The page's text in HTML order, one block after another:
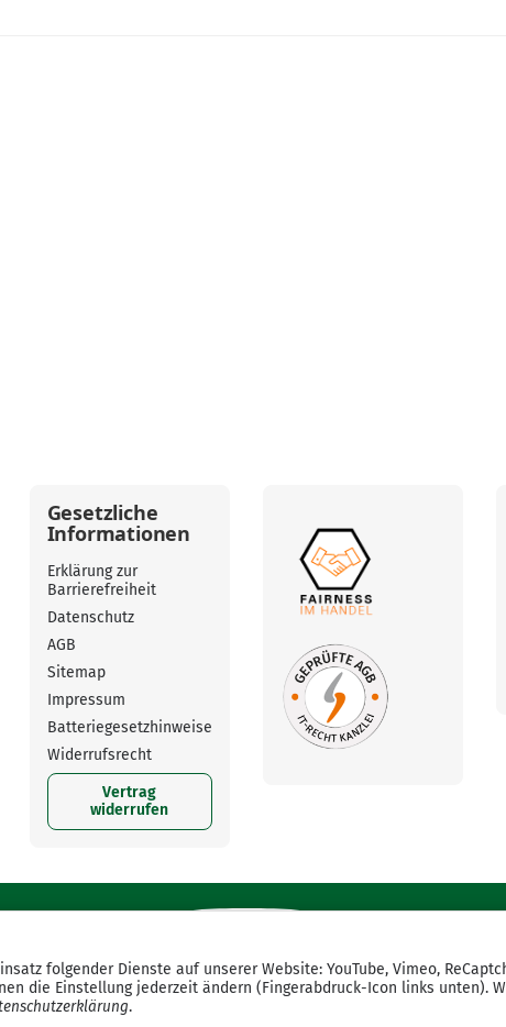
Gesetzliche
Informationen
Erklärung zur
Barrierefreiheit
Datenschutz
AGB
Sitemap
Impressum
Batteriegesetzhinweise
Widerrufsrecht
Vertrag
widerrufen
folgender Dienste auf unserer Website: YouTube, Vimeo,
die Einstellung jederzeit ändern (Fingerabdruck-Icon links unten).
.